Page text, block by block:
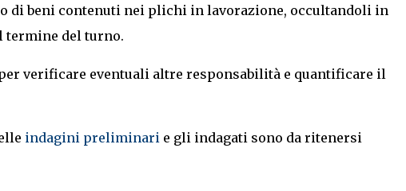
di beni contenuti nei plichi in lavorazione, occultandoli in
termine del turno.
verificare eventuali altre responsabilità e quantificare il
indagini preliminarie gli indagati sono da ritenersi